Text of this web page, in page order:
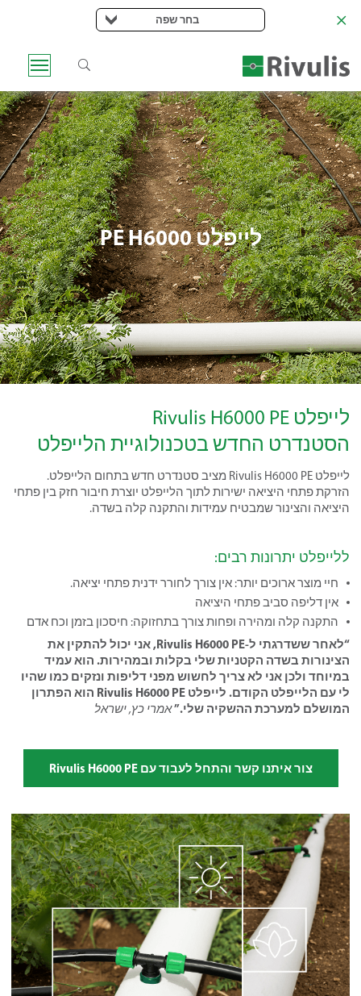
בחר שפה
לייפלט PE H6000
לייפלט Rivulis H6000 PE
הסטנדרט החדש בטכנולוגיית הלייפלט
לייפלט Rivulis H6000 PE מציב סטנדרט חדש בתחום הלייפלט.
הזרקת פתחי היציאה ישירות לתוך הלייפלט יוצרת חיבור חזק בין פתחי
היציאה והצינור שמבטיח עמידות והתקנה קלה בשדה.
ללייפלט יתרונות רבים:
חיי מוצר ארוכים יותר: אין צורך לחורר ידנית פתחי יציאה.
אין דליפה סביב פתחי היציאה
התקנה קלה ומהירה ופחות צורך בתחזוקה: חיסכון בזמן וכח אדם
“לאחר ששדרגתי ל-Rivulis H6000 PE, אני יכול להתקין את
הצינורות בשדה הקטניות שלי בקלות ובמהירות. הוא עמיד
במיוחד ולכן אני לא צריך לחשוש מפני דליפות ונזקים כמו שהיו
לי עם הלייפלט הקודם. לייפלט Rivulis H6000 PE הוא הפתרון
המושלם למערכת ההשקיה שלי.”אמרי כץ, ישראל
צור איתנו קשר והתחל לעבוד עם Rivulis H6000 PE